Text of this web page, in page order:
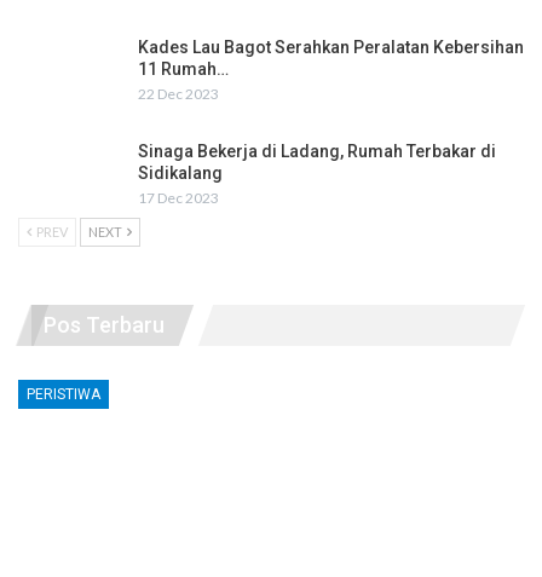
Kades Lau Bagot Serahkan Peralatan Kebersihan
11 Rumah…
22 Dec 2023
Sinaga Bekerja di Ladang, Rumah Terbakar di
Sidikalang
17 Dec 2023
PREV NEXT
Pos Terbaru
PERISTIWA